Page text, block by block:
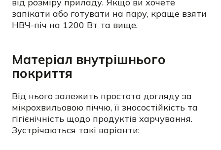
запікати або готувати на пару, краще взяти
НВЧ-піч на 1200 Вт та вище.
Матеріал внутрішнього
покриття
Від нього залежить простота догляду за
мікрохвильовою піччю, її зносостійкість та
гігієнічність щодо продуктів харчування.
Зустрічаються такі варіанти: